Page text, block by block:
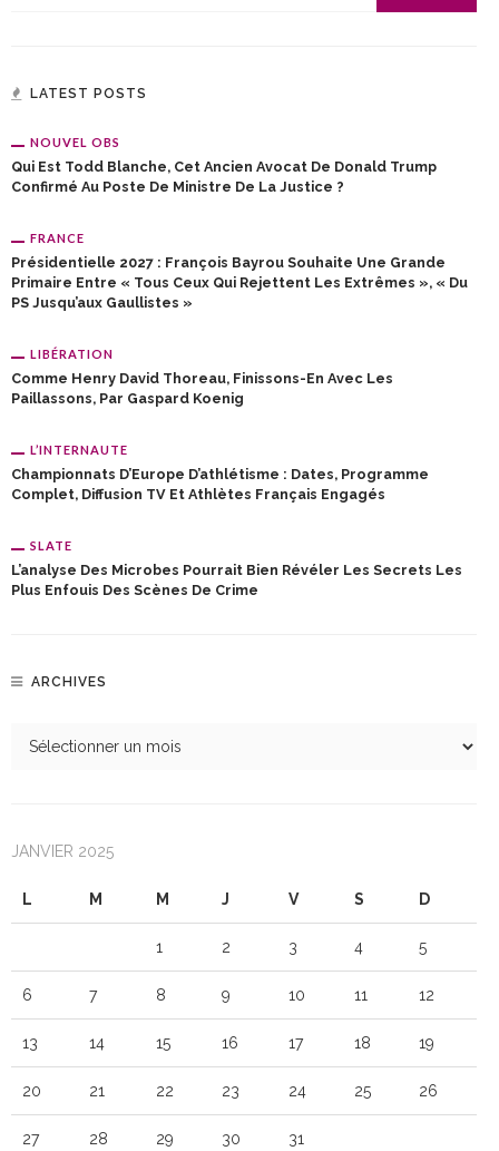
LATEST POSTS
NOUVEL OBS
Qui Est Todd Blanche, Cet Ancien Avocat De Donald Trump
Confirmé Au Poste De Ministre De La Justice ?
FRANCE
Présidentielle 2027 : François Bayrou Souhaite Une Grande
Primaire Entre « Tous Ceux Qui Rejettent Les Extrêmes », « Du
PS Jusqu’aux Gaullistes »
LIBÉRATION
Comme Henry David Thoreau, Finissons-En Avec Les
Paillassons, Par Gaspard Koenig
L’INTERNAUTE
Championnats D’Europe D’athlétisme : Dates, Programme
Complet, Diffusion TV Et Athlètes Français Engagés
SLATE
L’analyse Des Microbes Pourrait Bien Révéler Les Secrets Les
Plus Enfouis Des Scènes De Crime
ARCHIVES
JANVIER 2025
L M M J V S D
1 2 3 4 5
6 7 8 9 10 11 12
13 14 15 16 17 18 19
20 21 22 23 24 25 26
27 28 29 30 31